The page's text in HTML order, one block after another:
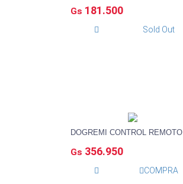
Gs 181.500
Sold Out
DOGREMI CONTROL REMOTO
Gs 356.950
COMPRA